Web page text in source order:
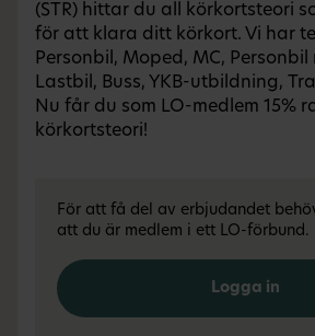
(STR) hittar du all körkortsteori
för att klara ditt körkort. Vi har
Personbil, Moped, MC, Personbil
Lastbil, Buss, YKB-utbildning,
Nu får du som LO-medlem 15%
körkortsteori!
För att få del av erbjudandet
att du är medlem i ett LO-förbund.
Logga in